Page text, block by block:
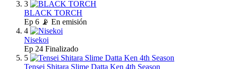
3
BLACK TORCH
Ep 6 📡 En emisión
4
Nisekoi
Ep 24 Finalizado
5
Tensei Shitara Slime Datta Ken 4th Season